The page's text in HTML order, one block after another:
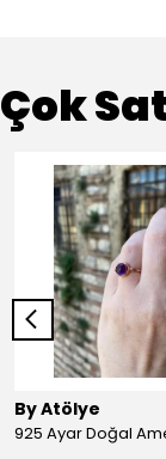
Çok
By Atölye